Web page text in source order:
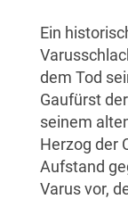
Ein
dem Tod
Gaufürst
seinem
Herzog der
Aufstand
Varus vor,